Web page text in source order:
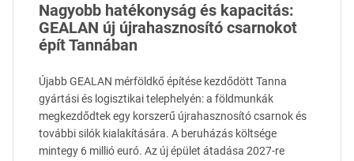
Nagyobb hatékonyság és kapacitás:
GEALAN új újrahasznosító csarnokot
épít Tannában
Újabb GEALAN mérföldkő építése kezdődött Tanna
gyártási és logisztikai telephelyén: a földmunkák
megkezdődtek egy korszerű újrahasznosító csarnok és
további silók kialakítására. A beruházás költsége
mintegy 6 millió euró. Az új épület átadása 2027-re